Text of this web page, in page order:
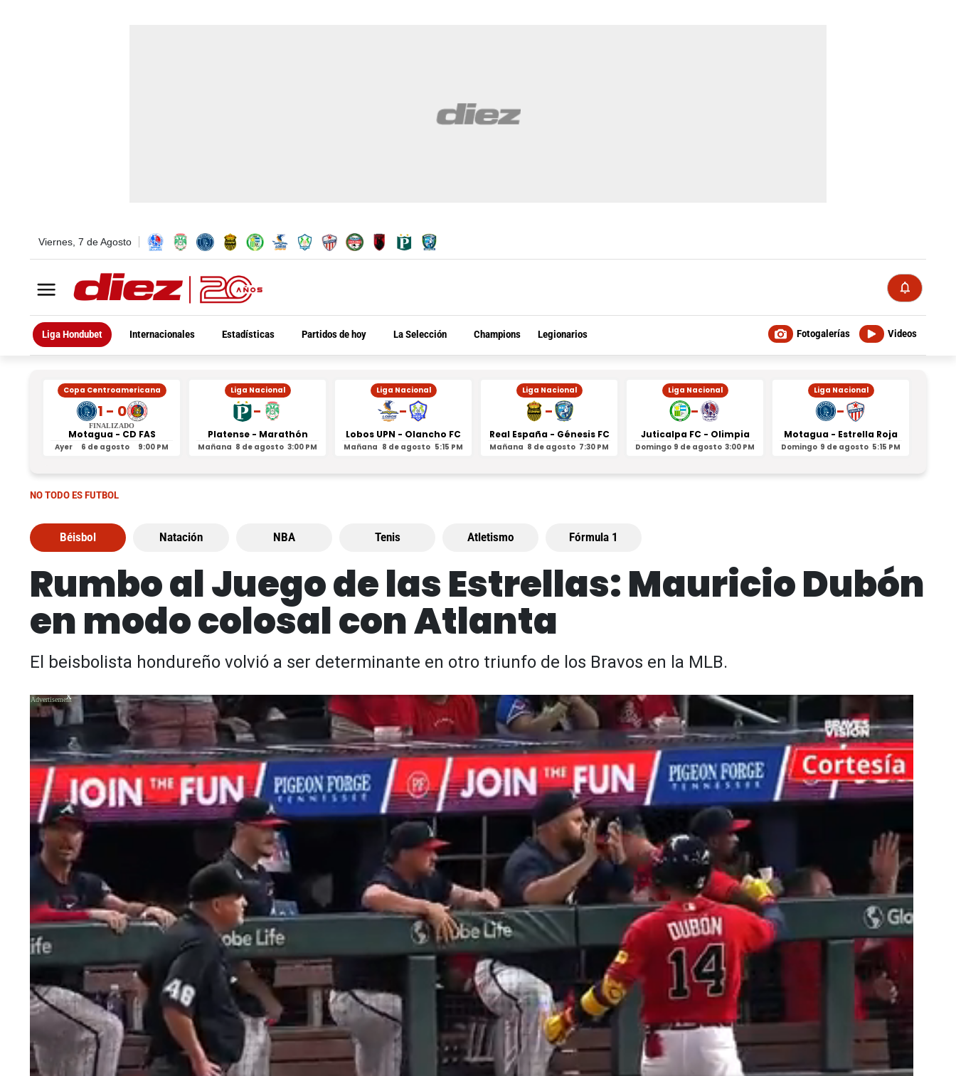
Viernes, 7 de Agosto
Liga Hondubet Internacionales Estadísticas Partidos de hoy La Selección Champions Legionarios Videos
Fotogalerías
Copa Centroamericana
1 - 0
FINALIZADO
Motagua - CD FAS
Ayer 6 de agosto 9:00 PM
Liga Nacional
-
Platense - Marathón
Mañana 8 de agosto 3:00 PM
Liga Nacional
-
Lobos UPN - Olancho FC
Mañana 8 de agosto 5:15 PM
Liga Nacional
-
Real España - Génesis FC
Mañana 8 de agosto 7:30 PM
Liga Nacional
-
Juticalpa FC - Olimpia
Domingo 9 de agosto 3:00 PM
Liga Nacional
-
Motagua - Estrella Roja
Domingo 9 de agosto 5:15 PM
NO TODO ES FUTBOL
Béisbol Natación NBA Tenis Atletismo Fórmula 1
Rumbo al Juego de las Estrellas: Mauricio Dubón
en modo colosal con Atlanta
El beisbolista hondureño volvió a ser determinante en otro triunfo de los Bravos en la MLB.
X